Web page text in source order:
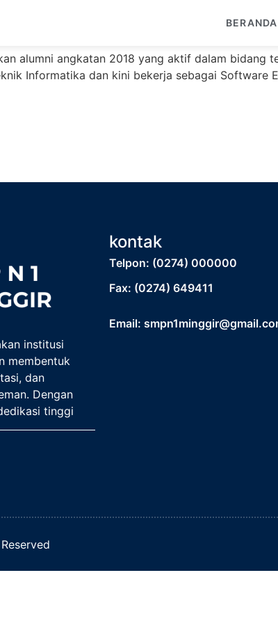
BERANDA
alumni angkatan 2018 yang aktif dalam bidang
Informatika dan kini bekerja sebagai Software
institusi
membentuk
dan
Dengan
tinggi
kontak
Telpon: (0274) 000000
Fax: (0274) 649411
Email: